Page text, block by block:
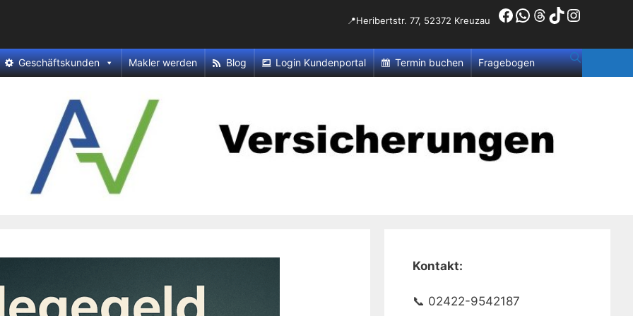
📍Heribertstr. 77, 52372 Kreuzau Facebook
WhatsApp
Threads
TikTok
Geschäftskunden Makler werden Blog Login Kundenportal Termin buchen Fragebogen
Kontakt:
📞 02422-9542187